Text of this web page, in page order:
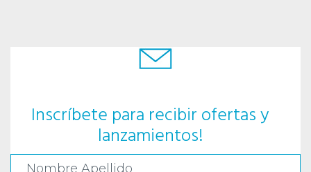
Inscríbete para recibir ofertas y
lanzamientos!